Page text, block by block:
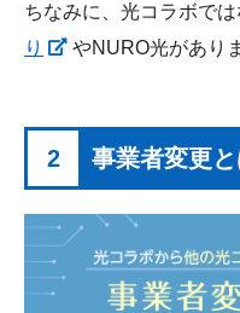
ちなみに、光コラボで
り
やNURO光があり
2 事業者変更